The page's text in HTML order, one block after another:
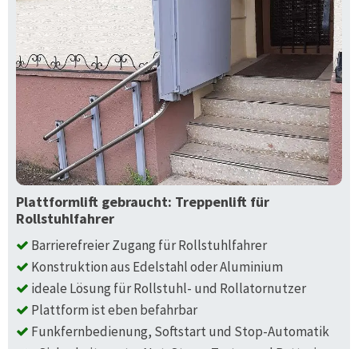
Plattformlift gebraucht: Treppenlift für
Rollstuhlfahrer
Barrierefreier Zugang für Rollstuhlfahrer
Konstruktion aus Edelstahl oder Aluminium
ideale Lösung für Rollstuhl- und Rollatornutzer
Plattform ist eben befahrbar
Funkfernbedienung, Softstart und Stop-Automatik